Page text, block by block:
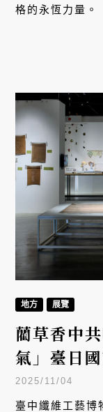
格的永恆力量。
地方 展覽
藺草香中
氣」臺日
臺中登場！
2025/11/04
臺中纖維工藝博